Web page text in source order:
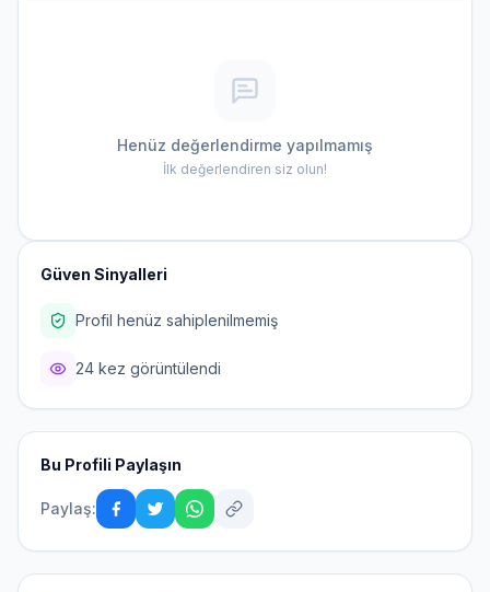
Henüz değerlendirme yapılmamış
İlk değerlendiren siz olun!
Güven Sinyalleri
Profil henüz sahiplenilmemiş
24 kez görüntülendi
Bu Profili Paylaşın
Paylaş: